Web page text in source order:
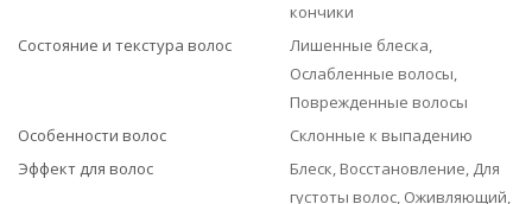
кончики
Состояние и текстура волос
Лишенные блеска,
Ослабленные волосы,
Поврежденные волосы
Особенности волос
Склонные к выпадению
Эффект для волос
Блеск, Восстановление, Для
густоты волос, Оживляющий,